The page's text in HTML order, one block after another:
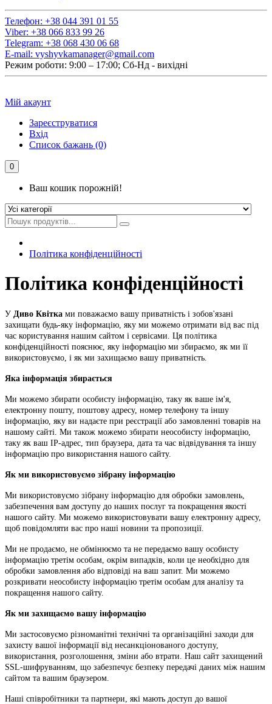
Телефон: +38 044 391 01 55
Viber: +38 066 833 99 26
Telegram: +38 068 430 06 68
E-mail: vyshyvkamanager@gmail.com
Режим роботи: 9:00 – 17:00; Сб-Нд - вихідні
Мій акаунт
Зареєструватися
Вхід
Список бажань (0)
0
Ваш кошик порожній!
Політика конфіденційності
Політика конфіденційності
У Диво Квітка ми поважаємо вашу приватність і зобов'язані
захищати будь-яку інформацію, яку ми можемо отримати від вас під
час користування нашим сайтом і сервісами. Ця політика
конфіденційності пояснює, яку інформацію ми збираємо, як ми її
використовуємо, і як ми захищаємо вашу приватність.
Яка інформація збирається
Ми можемо збирати особисту інформацію, таку як ваше ім'я,
електронну пошту, поштову адресу, номер телефону та іншу
інформацію, яку ви надаєте при реєстрації або замовленні товарів на
нашому сайті. Ми також можемо збирати неособисту інформацію,
таку як ваш IP-адрес, тип браузера, дата та час відвідування та іншу
інформацію про використання нашого сайту.
Як ми використовуємо зібрану інформацію
Ми використовуємо зібрану інформацію для обробки замовлень,
забезпечення вам доступу до наших послуг та покращення якості
нашого сайту. Ми можемо використовувати вашу електронну адресу,
щоб повідомляти вас про наші новини та пропозиції.
Ми не продаємо, не обмінюємо та не передаємо вашу особисту
інформацію третім особам, окрім випадків, коли це необхідно для
обробки замовлення або відповіді на ваш запит. Ми можемо
розкривати неособисту інформацію третім особам для аналізу та
покращення нашого сайту.
Як ми захищаємо вашу інформацію
Ми застосовуємо різноманітні технічні та організаційні заходи для
захисту вашої інформації від несанкціонованого доступу,
використання, розголошення, зміни або втрати. Наш сайт захищений
SSL-шифруванням, що забезпечує безпеку передачі даних між нашим
сайтом та вашим браузером.
Наші співробітники та партнери, які мають доступ до вашої